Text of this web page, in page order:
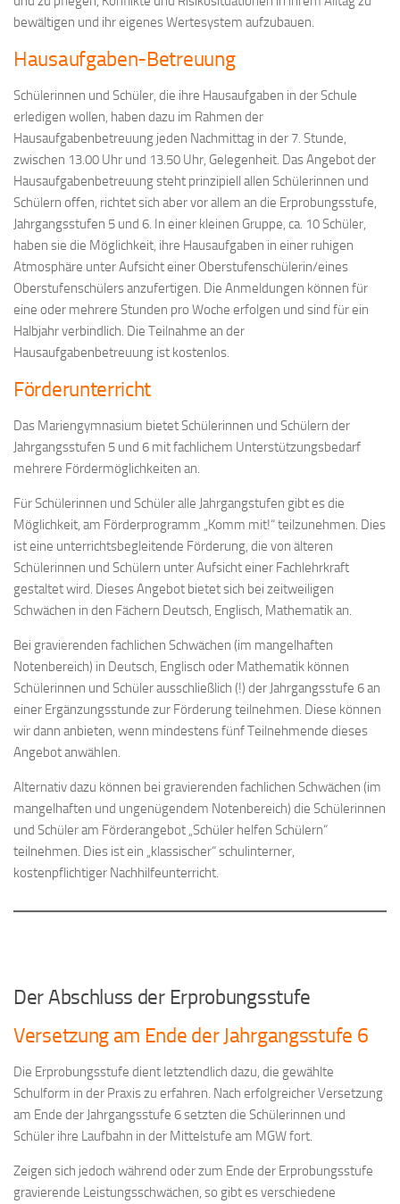
bewältigen und ihr eigenes Wertesystem aufzubauen.
Hausaufgaben-Betreuung
Schülerinnen und Schüler, die ihre Hausaufgaben in der Schule
erledigen wollen, haben dazu im Rahmen der
Hausaufgabenbetreuung jeden Nachmittag in der 7. Stunde,
zwischen 13.00 Uhr und 13.50 Uhr, Gelegenheit. Das Angebot der
Hausaufgabenbetreuung steht prinzipiell allen Schülerinnen und
Schülern offen, richtet sich aber vor allem an die Erprobungsstufe,
Jahrgangsstufen 5 und 6. In einer kleinen Gruppe, ca. 10 Schüler,
haben sie die Möglichkeit, ihre Hausaufgaben in einer ruhigen
Atmosphäre unter Aufsicht einer Oberstufenschülerin/eines
Oberstufenschülers anzufertigen. Die Anmeldungen können für
eine oder mehrere Stunden pro Woche erfolgen und sind für ein
Halbjahr verbindlich. Die Teilnahme an der
Hausaufgabenbetreuung ist kostenlos.
Förderunterricht
Das Mariengymnasium bietet Schülerinnen und Schülern der
Jahrgangsstufen 5 und 6 mit fachlichem Unterstützungsbedarf
mehrere Fördermöglichkeiten an.
Für Schülerinnen und Schüler alle Jahrgangstufen gibt es die
Möglichkeit, am Förderprogramm „Komm mit!“ teilzunehmen. Dies
ist eine unterrichtsbegleitende Förderung, die von älteren
Schülerinnen und Schülern unter Aufsicht einer Fachlehrkraft
gestaltet wird. Dieses Angebot bietet sich bei zeitweiligen
Schwächen in den Fächern Deutsch, Englisch, Mathematik an.
Bei gravierenden fachlichen Schwächen (im mangelhaften
Notenbereich) in Deutsch, Englisch oder Mathematik können
Schülerinnen und Schüler ausschließlich (!) der Jahrgangsstufe 6 an
einer Ergänzungsstunde zur Förderung teilnehmen. Diese können
wir dann anbieten, wenn mindestens fünf Teilnehmende dieses
Angebot anwählen.
Alternativ dazu können bei gravierenden fachlichen Schwächen (im
mangelhaften und ungenügendem Notenbereich) die Schülerinnen
und Schüler am Förderangebot „Schüler helfen Schülern“
teilnehmen. Dies ist ein „klassischer“ schulinterner,
kostenpflichtiger Nachhilfeunterricht.
Der Abschluss der Erprobungsstufe
Versetzung am Ende der Jahrgangsstufe 6
Die Erprobungsstufe dient letztendlich dazu, die gewählte
Schulform in der Praxis zu erfahren. Nach erfolgreicher Versetzung
am Ende der Jahrgangsstufe 6 setzten die Schülerinnen und
Schüler ihre Laufbahn in der Mittelstufe am MGW fort.
Zeigen sich jedoch während oder zum Ende der Erprobungsstufe
gravierende Leistungsschwächen, so gibt es verschiedene